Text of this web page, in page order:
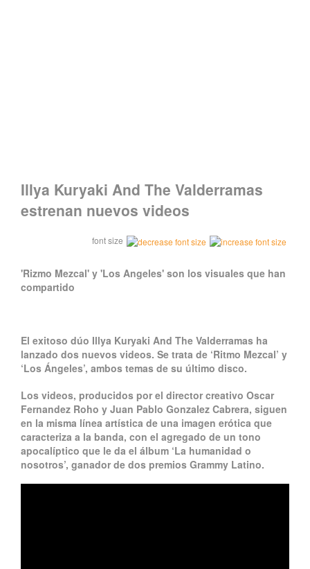
Illya Kuryaki And The Valderramas
estrenan nuevos videos
font size
'Rizmo Mezcal' y 'Los Angeles' son los visuales que han
compartido
El exitoso dúo Illya Kuryaki And The Valderramas ha
lanzado dos nuevos videos. Se trata de ‘Ritmo Mezcal’ y
‘Los Ángeles’, ambos temas de su último disco.
Los videos, producidos por el director creativo Oscar
Fernandez Roho y Juan Pablo Gonzalez Cabrera, siguen
en la misma línea artística de una imagen erótica que
caracteriza a la banda, con el agregado de un tono
apocalíptico que le da el álbum ‘La humanidad o
nosotros’, ganador de dos premios Grammy Latino.